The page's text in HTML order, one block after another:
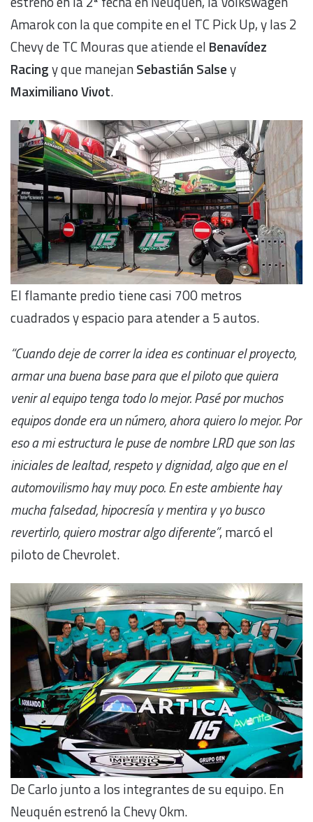
Amarok con la que compite en el TC Pick Up, y las 2
Chevy de TC Mouras que atiende el Benavídez
Racingy que manejanSebastián Salsey
Maximiliano Vivot.
El flamante predio tiene casi 700 metros
cuadrados y espacio para atender a 5 autos.
“Cuando deje de correr la idea es continuar el proyecto,
armar una buena base para que el piloto que quiera
venir al equipo tenga todo lo mejor. Pasé por muchos
equipos donde era un número, ahora quiero lo mejor. Por
eso a mi estructura le puse de nombre LRD que son las
iniciales de lealtad, respeto ydignidad, algo que en el
automovilismo hay muy poco. En este ambiente hay
mucha falsedad, hipocresía y mentira y yo busco
revertirlo, quiero mostrar algo diferente”, marcó el
piloto de Chevrolet.
De Carlo junto a los integrantes de su equipo. En
Neuquén estrenó la Chevy 0km.